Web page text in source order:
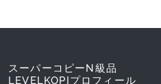
スーパーコピーN級品
LEVELKOPIプロフィール